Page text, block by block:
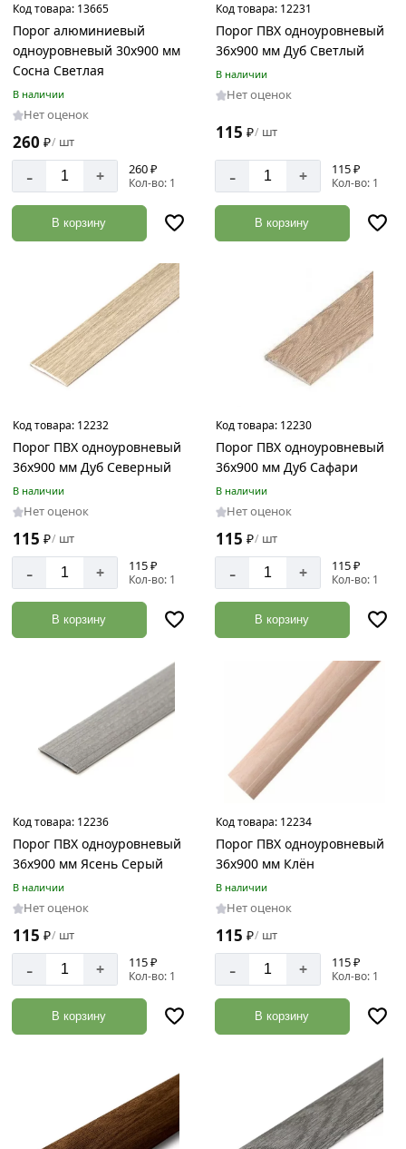
Код товара: 13665
Порог алюминиевый
одноуровневый 30х900 мм
Сосна Светлая
В наличии
Нет оценок
260 ₽/ шт
- + 260 ₽
Кол-во: 1
В корзину
Код товара: 12231
Порог ПВХ одноуровневый
36х900 мм Дуб Светлый
В наличии
Нет оценок
115 ₽/ шт
- + 115 ₽
Кол-во: 1
В корзину
Код товара: 12232
Порог ПВХ одноуровневый
36х900 мм Дуб Северный
В наличии
Нет оценок
115 ₽/ шт
- + 115 ₽
Кол-во: 1
В корзину
Код товара: 12230
Порог ПВХ одноуровневый
36х900 мм Дуб Сафари
В наличии
Нет оценок
115 ₽/ шт
- + 115 ₽
Кол-во: 1
В корзину
Код товара: 12236
Порог ПВХ одноуровневый
36х900 мм Ясень Серый
В наличии
Нет оценок
115 ₽/ шт
- + 115 ₽
Кол-во: 1
В корзину
Код товара: 12234
Порог ПВХ одноуровневый
36х900 мм Клён
В наличии
Нет оценок
115 ₽/ шт
- + 115 ₽
Кол-во: 1
В корзину